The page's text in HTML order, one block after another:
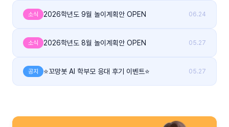
소식 2026학년도 9월 놀이계획안 OPEN 06.24
소식 2026학년도 8월 놀이계획안 OPEN 05.27
공지 ⭐꼬망봇 AI 학부모 응대 후기 이벤트⭐ 05.27